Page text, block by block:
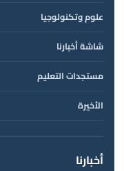
علوم وتكنولوجيا
شاشة أخبارنا
مستجدات التعليم
الأخيرة
أخبارنا